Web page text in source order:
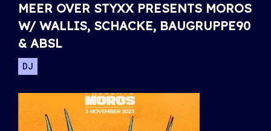
MEER OVER STYXX PRESENTS MOROS
W/ WALLIS, SCHACKE, BAUGRUPPE90
& ABSL
DJ